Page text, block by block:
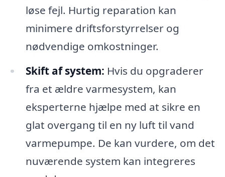
løse fejl. Hurtig reparation kan
minimere driftsforstyrrelser og
nødvendige omkostninger.
Skift af system: Hvis du opgraderer
fra et ældre varmesystem, kan
eksperterne hjælpe med at sikre en
glat overgang til en ny luft til vand
varmepumpe. De kan vurdere, om det
nuværende system kan integreres